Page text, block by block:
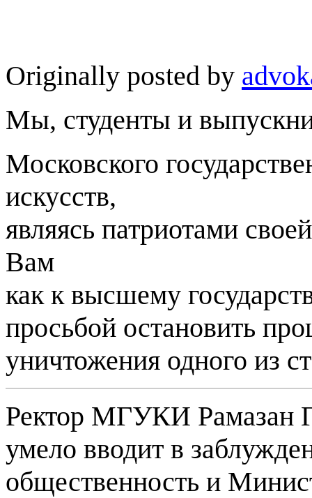
Originally posted by
Мы, студенты и
Московского
искусств,
являясь патриотами
Вам
как к высшему
просьбой остановить
уничтожения одного из
Ректор МГУКИ Рамазан
умело вводит в
общественность и